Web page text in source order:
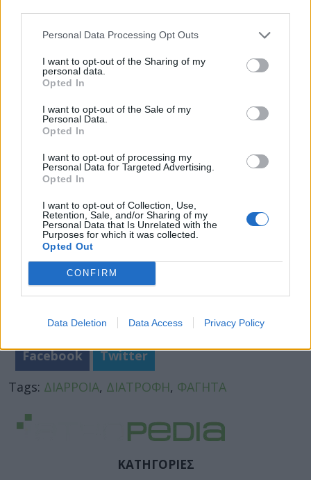
Personal Data Processing Opt Outs
I want to opt-out of the Sharing of my
personal data.
Opted In
I want to opt-out of the Sale of my
Personal Data.
Opted In
I want to opt-out of processing my
Personal Data for Targeted Advertising.
Opted In
I want to opt-out of Collection, Use,
Retention, Sale, and/or Sharing of my
Personal Data that Is Unrelated with the
Purposes for which it was collected.
Opted Out
CONFIRM
Data Deletion Data Access Privacy Policy
Καφές
Εσπεριδοειδή και χυμός
Με πληροφορίες από:
verywellhealth.com/
Facebook
Twitter
Tags: ΔΙΑΡΡΟΙΑ, ΔΙΑΤΡΟΦΗ, ΦΑΓΗΤΑ
ΚΑΤΗΓΟΡΙΕΣ